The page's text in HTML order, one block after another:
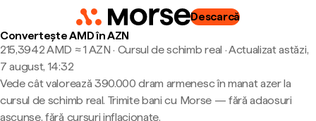
Descarcă
Convertește AMD în AZN
215,3942 AMD ≈ 1 AZN · Cursul de schimb real ·Actualizat astăzi,
7 august, 14:32
Vede cât valorează 390.000 dram armenesc în manat azer la
cursul de schimb real. Trimite bani cu Morse — fără adaosuri
ascunse, fără cursuri inflacionate.